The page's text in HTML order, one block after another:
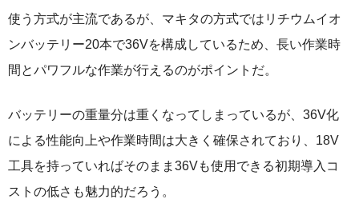
使う方式が主流であるが、マキタの方式ではリチウムイオ
ンバッテリー20本で36Vを構成しているため、長い作業時
間とパワフルな作業が行えるのがポイントだ。
バッテリーの重量分は重くなってしまっているが、36V化
による性能向上や作業時間は大きく確保されており、18V
工具を持っていればそのまま36Vも使用できる初期導入コ
ストの低さも魅力的だろう。